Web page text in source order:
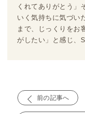
くれてありがとう」
いく気持ちに気づい
まで、じっくりをお
がしたい」と感じ、
前の記事へ